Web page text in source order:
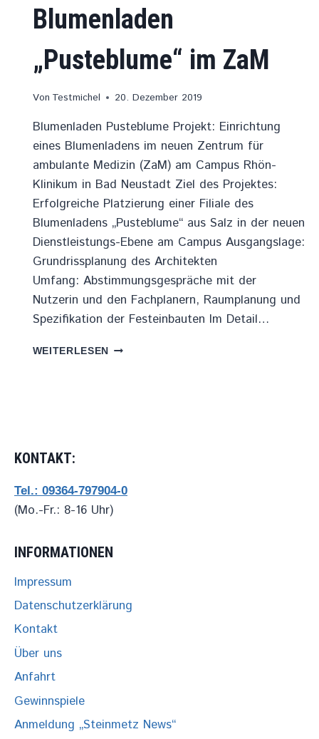
Blumenladen
„Pusteblume“ im ZaM
Von Testmichel 20. Dezember 2019
Blumenladen Pusteblume Projekt: Einrichtung
eines Blumenladens im neuen Zentrum für
ambulante Medizin (ZaM) am Campus Rhön-
Klinikum in Bad Neustadt Ziel des Projektes:
Erfolgreiche Platzierung einer Filiale des
Blumenladens „Pusteblume“ aus Salz in der neuen
Dienstleistungs-Ebene am Campus Ausgangslage:
Grundrissplanung des Architekten
Umfang: Abstimmungsgespräche mit der
Nutzerin und den Fachplanern, Raumplanung und
Spezifikation der Festeinbauten Im Detail…
WEITERLESENBLUMENLADEN
KONTAKT:
Tel.: 09364-797904-0
(Mo.-Fr.: 8-16 Uhr)
INFORMATIONEN
Impressum
Datenschutzerklärung
Kontakt
Über uns
Anfahrt
Gewinnspiele
Anmeldung „Steinmetz News“